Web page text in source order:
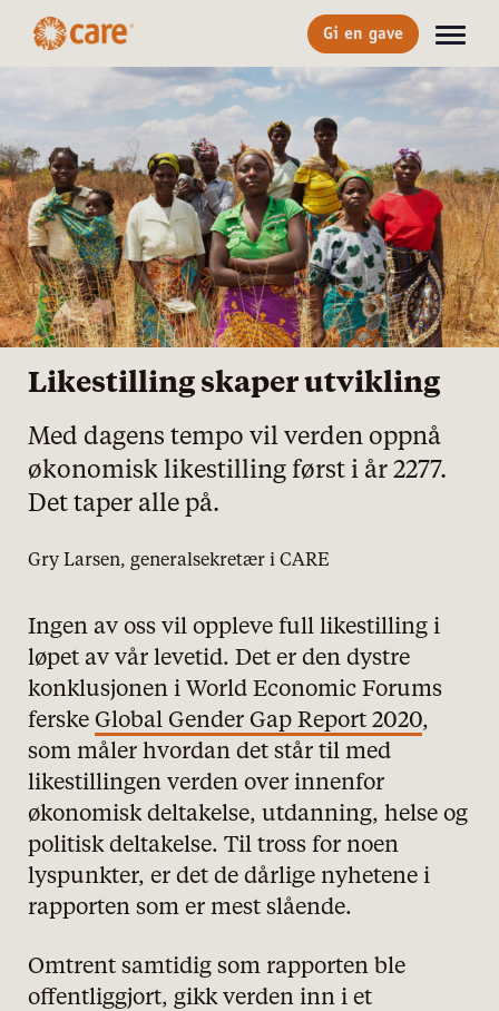
Gi en gave
Likestilling skaper utvikling
Med dagens tempo vil verden oppnå
økonomisk likestilling først i år 2277.
Det taper alle på.
Gry Larsen, generalsekretær i CARE
Ingen av oss vil oppleve full likestilling i
løpet av vår levetid. Det er den dystre
konklusjonen i World Economic Forums
ferske Global Gender Gap Report 2020,
som måler hvordan det står til med
likestillingen verden over innenfor
økonomisk deltakelse, utdanning, helse og
politisk deltakelse. Til tross for noen
lyspunkter, er det de dårlige nyhetene i
rapporten som er mest slående.
Omtrent samtidig som rapporten ble
offentliggjort, gikk verden inn i et